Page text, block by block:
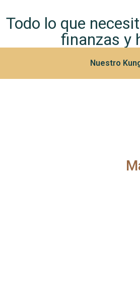
Todo lo que
finanzas y
Nuestro